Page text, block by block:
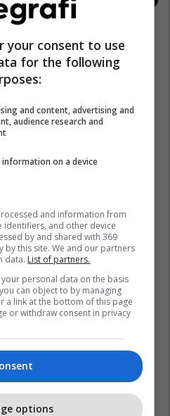
your consent to use
for the following
and content, advertising and
audience research and
on a device
and information from
identifiers, and other device
by and shared with 369
by this site. We and our partners
data. List of partners.
personal data on the basis
can object to by managing
a link at the bottom of this page
or withdraw consent in privacy
options